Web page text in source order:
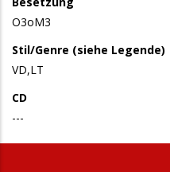
O3oM3
Stil/Genre (siehe Legende)
VD,LT
CD
---